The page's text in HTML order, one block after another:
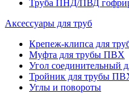
Труба ПНД/ПВД
Аксессуары для труб
Крепеж-клипса для
Муфта для трубы ПВХ
Угол соединительный
Тройник для трубы
Углы и повороты